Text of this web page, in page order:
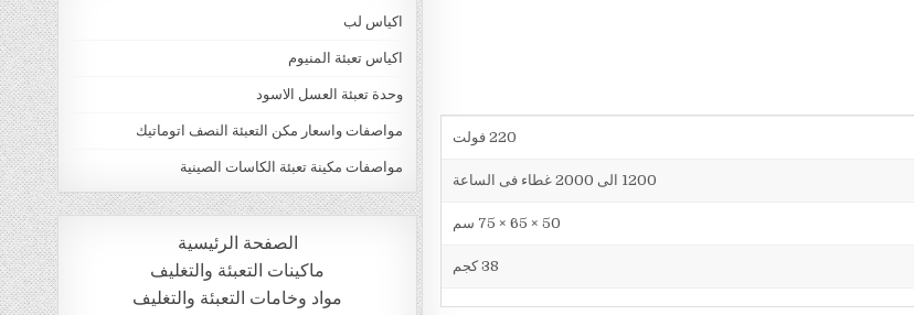
220 فولت
1200 الى 2000 غطاء فى الساعة
50 × 65 × 75 سم
38 كجم
اكياس لب
اكياس تعبئة المنيوم
وحدة تعبئة العسل الاسود
مواصفات واسعار مكن التعبئة النصف اتوماتيك
مواصفات مكينة تعبئة الكاسات الصينية
الصفحة الرئيسية
ماكينات التعبئة والتغليف
مواد وخامات التعبئة والتغليف